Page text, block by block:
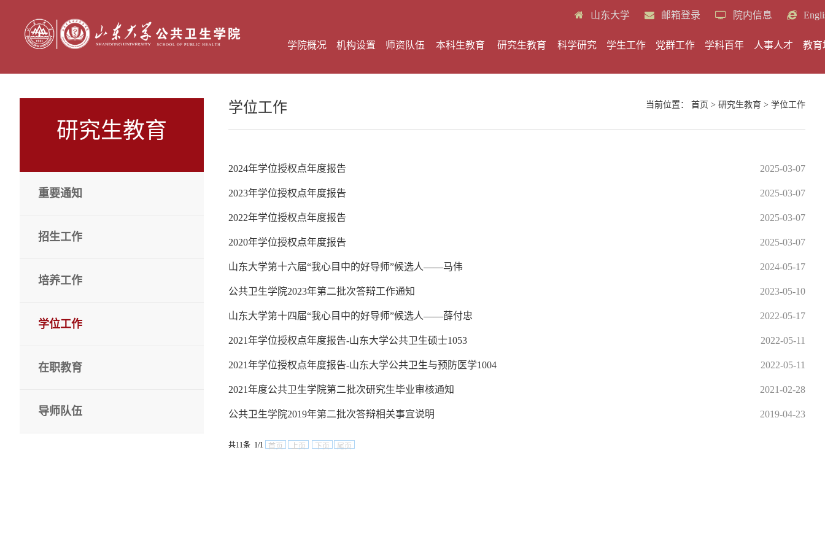
山东大学 邮箱登录 院内信息
学院概况 机构设置 师资队伍 本科生教育 研究生教育 科学研究 学生工作 党群工作 学科百年 人事人才 教育
研究生教育
重要通知
招生工作
培养工作
学位工作
在职教育
导师队伍
学位工作 当前位置： 首页 > 研究生教育> 学位工作
2024年学位授权点年度报告 2025-03-07
2023年学位授权点年度报告 2025-03-07
2022年学位授权点年度报告 2025-03-07
2020年学位授权点年度报告 2025-03-07
山东大学第十六届“我心目中的好导师”候选人——马伟 2024-05-17
公共卫生学院2023年第二批次答辩工作通知 2023-05-10
山东大学第十四届“我心目中的好导师”候选人——薛付忠 2022-05-17
2021年学位授权点年度报告-山东大学公共卫生硕士1053 2022-05-11
2021年学位授权点年度报告-山东大学公共卫生与预防医学1004 2022-05-11
2021年度公共卫生学院第二批次研究生毕业审核通知 2021-02-28
公共卫生学院2019年第二批次答辩相关事宜说明 2019-04-23
共11条 1/1 首页 上页 下页 尾页